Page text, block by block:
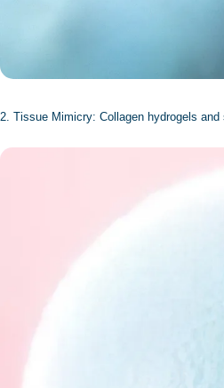
2. Tissue Mimicry: Collagen hydrogels